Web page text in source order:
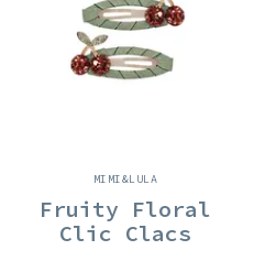
MIMI&LULA
Fruity Floral
Clic Clacs